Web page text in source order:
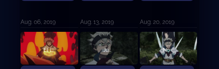
Aug. 06, 2019 Aug. 13, 2019 Aug. 20, 2019
El león durmiente Jugarse la vida para vivir No perderé contra ti